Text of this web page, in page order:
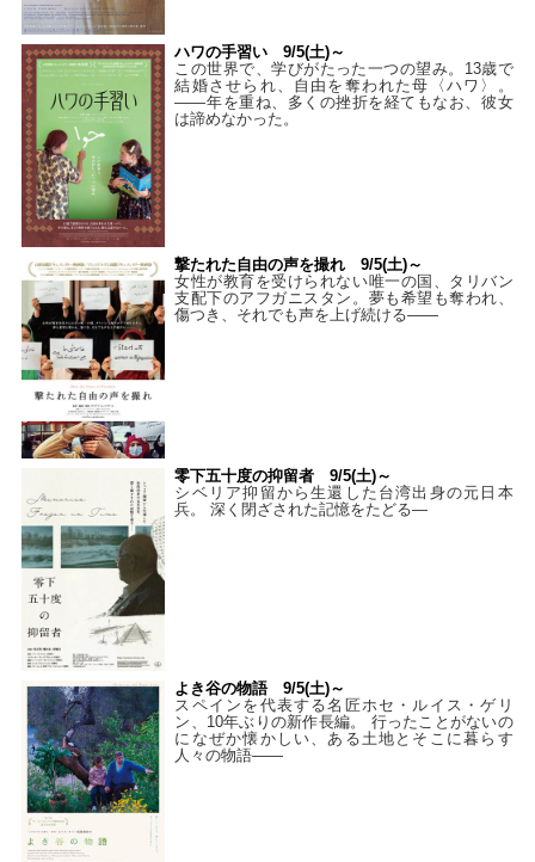
ハワの手習い 9/5(土)～
この世界で、学びがたった一つの望み。13歳で
結婚させられ、自由を奪われた母〈ハワ〉。
——年を重ね、多くの挫折を経てもなお、彼女
は諦めなかった。
撃たれた自由の声を撮れ 9/5(土)～
女性が教育を受けられない唯一の国、タリバン
支配下のアフガニスタン。夢も希望も奪われ、
傷つき、それでも声を上げ続ける——
零下五十度の抑留者 9/5(土)～
シベリア抑留から生還した台湾出身の元日本
兵。 深く閉ざされた記憶をたどる—
よき谷の物語 9/5(土)～
スペインを代表する名匠ホセ・ルイス・ゲリ
ン、10年ぶりの新作長編。 行ったことがないの
になぜか懐かしい、ある土地とそこに暮らす
人々の物語――